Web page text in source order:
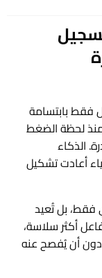
فقط بابتسامة
منذ لحظة الضغط
الذكاء
أعادت تشكيل
فقط، بل تُعيد
أكثر سلاسة،
دون أن يُفصح عنه